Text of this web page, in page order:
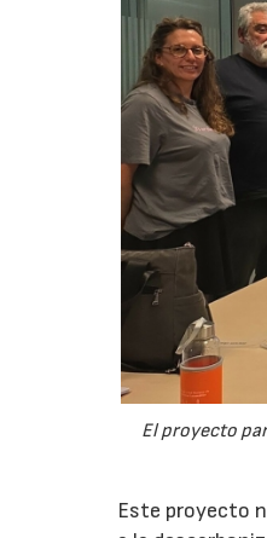
El proyecto
Este proyecto